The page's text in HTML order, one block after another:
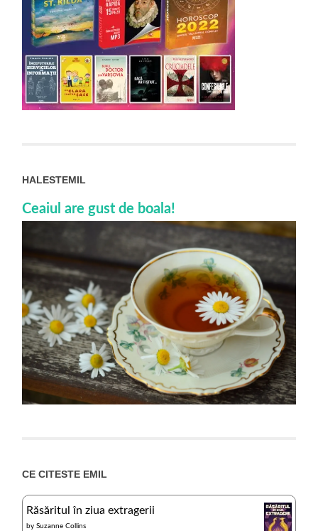
HALESTEMIL
Ceaiul are gust de boala!
CE CITESTE EMIL
Răsăritul în ziua extragerii
bySuzanne Collins